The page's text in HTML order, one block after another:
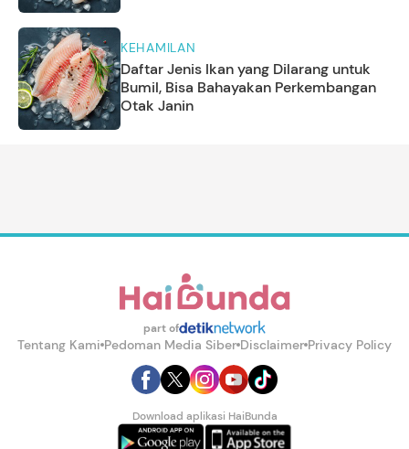
KEHAMILAN
Daftar Jenis Ikan yang Dilarang untuk
Bumil, Bisa Bahayakan Perkembangan
Otak Janin
part of
Tentang Kami Pedoman Media Siber Disclaimer Privacy Policy
Download aplikasi HaiBunda